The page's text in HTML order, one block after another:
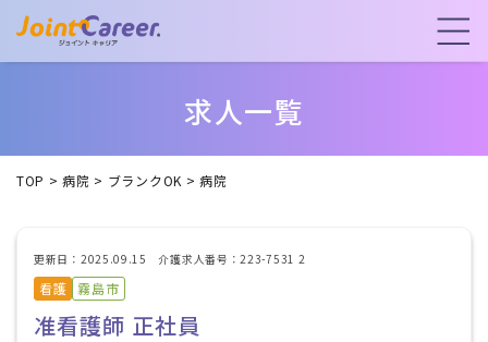
求人一覧
TOP >病院 > ブランクOK >病院
更新日：2025.09.15 介護求人番号：223-7531 2
看護 霧島市
准看護師 正社員